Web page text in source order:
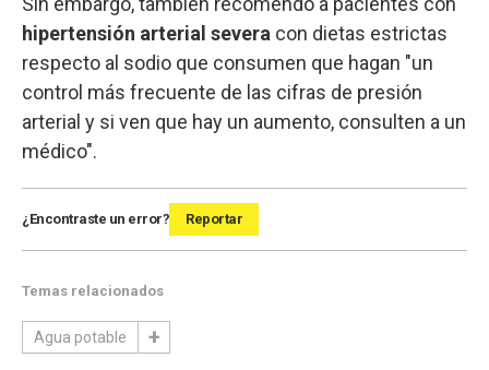
hipertensión arterial severa con dietas estrictas
respecto al sodio que consumen que hagan "un
control más frecuente de las cifras de presión
arterial y si ven que hay un aumento, consulten a un
médico".
¿Encontraste un error? Reportar
Temas relacionados
Agua potable